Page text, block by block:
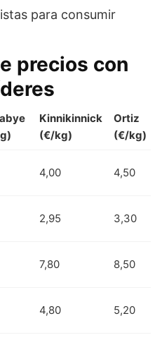
para consumir
precios con
Kinnikinnick
(€/kg)
Ortiz
(€/kg)
4,00 4,50
2,95 3,30
7,80 8,50
4,80 5,20